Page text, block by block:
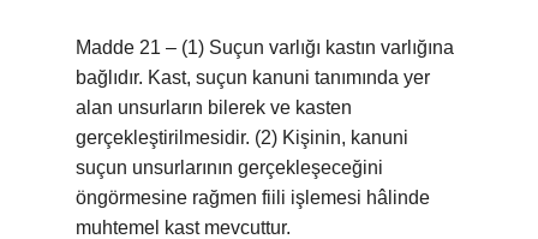
Madde 21 – (1) Suçun varlığı kastın varlığına
bağlıdır. Kast, suçun kanuni tanımında yer
alan unsurların bilerek ve kasten
gerçekleştirilmesidir. (2) Kişinin, kanuni
suçun unsurlarının gerçekleşeceğini
öngörmesine rağmen fiili işlemesi hâlinde
muhtemel kast mevcuttur.